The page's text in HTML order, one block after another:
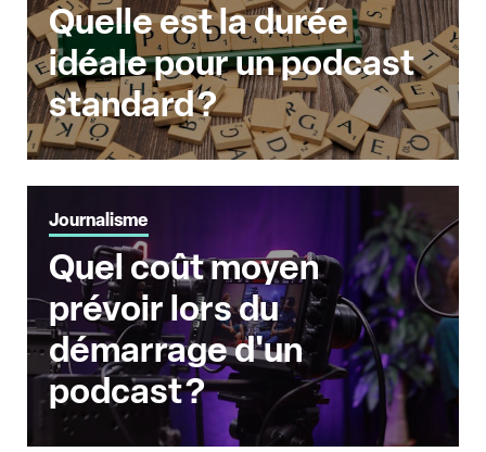
Quelle est la durée
idéale pour un podcast
standard ?
Journalisme
Quel coût moyen
prévoir lors du
démarrage d'un
podcast ?